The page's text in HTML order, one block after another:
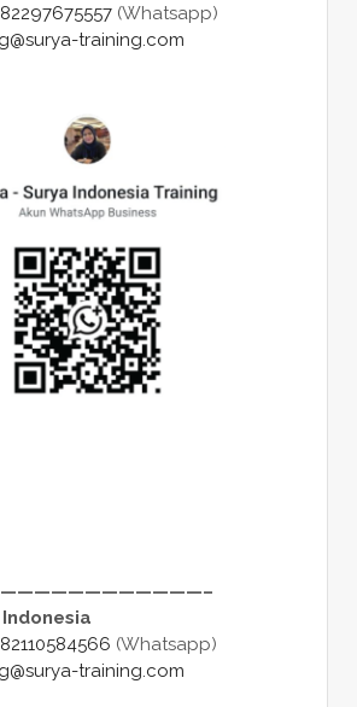
(Whatsapp)
training.com
(Whatsapp)
training.com